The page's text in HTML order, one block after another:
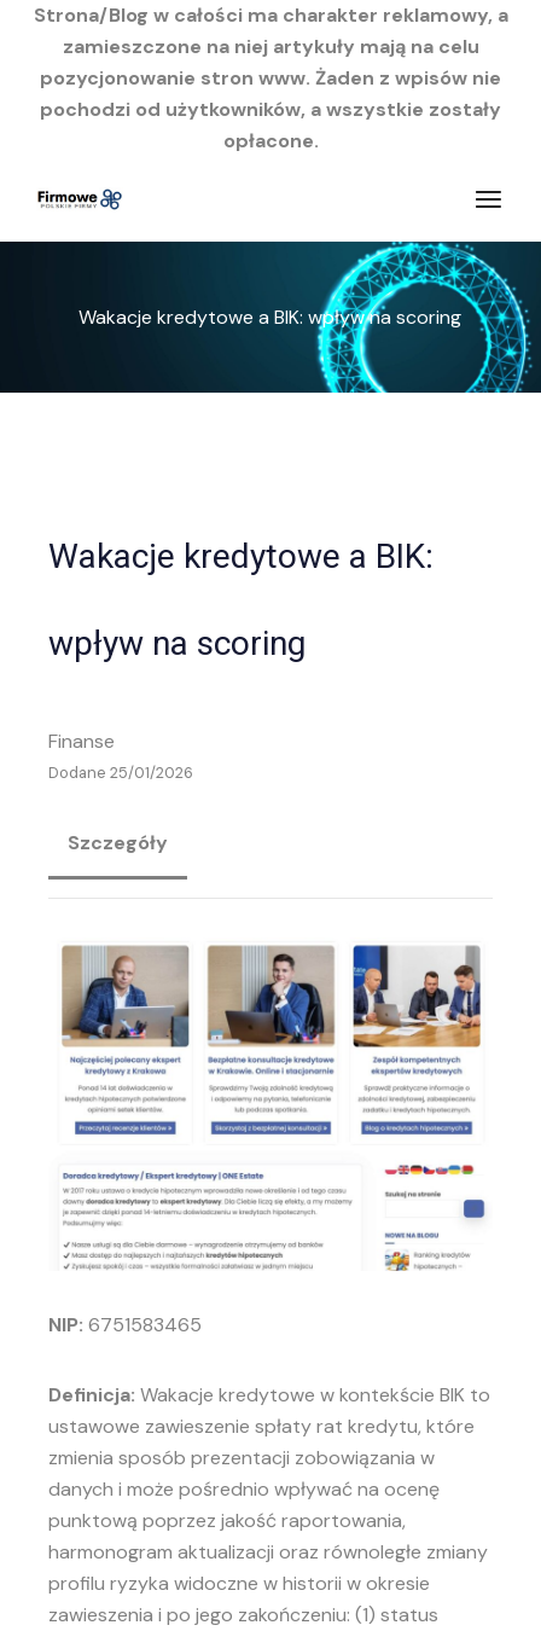
Strona/Blog w całości ma charakter reklamowy, a
zamieszczone na niej artykuły mają na celu
pozycjonowanie stron www. Żaden z wpisów nie
pochodzi od użytkowników, a wszystkie zostały
opłacone.
treści
Wakacje kredytowe a BIK: wpływ na scoring
Wakacje kredytowe a BIK:
wpływ na scoring
Finanse
Dodane 25/01/2026
Szczegóły
NIP: 6751583465
Definicja: Wakacje kredytowe w kontekście BIK to
ustawowe zawieszenie spłaty rat kredytu, które
zmienia sposób prezentacji zobowiązania w
danych i może pośrednio wpływać na ocenę
punktową poprzez jakość raportowania,
harmonogram aktualizacji oraz równoległe zmiany
profilu ryzyka widoczne w historii w okresie
zawieszenia i po jego zakończeniu: (1) status